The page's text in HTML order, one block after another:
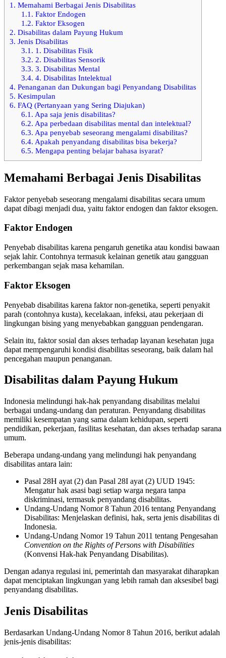
1. Memahami Berbagai Jenis Disabilitas
1.1. Faktor Endogen
1.2. Faktor Eksogen
2. Disabilitas dalam Payung Hukum
3. Jenis Disabilitas
3.1. 1. Disabilitas Fisik
3.2. 2. Disabilitas Sensorik
3.3. 3. Disabilitas Mental
3.4. 4. Disabilitas Intelektual
4. Penanganan dan Dukungan bagi Penyandang Disabilitas
5. Kesimpulan
6. FAQ (Pertanyaan yang Sering Diajukan)
6.1. Apa saja jenis disabilitas?
6.2. Apa perbedaan disabilitas mental dan intelektual?
6.3. Apa penyebab seseorang mengalami disabilitas?
6.4. Apakah penyandang disabilitas bisa bekerja?
6.5. Mengapa penting belajar bahasa isyarat?
Memahami Berbagai Jenis Disabilitas
Faktor penyebab seseorang mengalami disabilitas secara umum
dapat dibagi menjadi dua, yaitu faktor endogen dan faktor eksogen.
Faktor Endogen
Penyebab disabilitas karena pengaruh genetika atau kondisi bawaan
sejak lahir. Contohnya termasuk kelainan genetik atau gangguan
perkembangan sejak masa kehamilan.
Faktor Eksogen
Penyebab disabilitas karena faktor non-genetika, seperti penyakit
parah (contohnya kusta), kecelakaan, infeksi, atau pekerjaan di
lingkungan bising yang menyebabkan gangguan pendengaran.
Selain itu, faktor sosial dan akses terhadap layanan kesehatan juga
dapat mempengaruhi kondisi disabilitas seseorang, baik dalam hal
pencegahan maupun penanganan.
Disabilitas dalam Payung Hukum
Indonesia melindungi hak-hak penyandang disabilitas melalui
berbagai undang-undang dan peraturan. Penyandang disabilitas
memiliki kesempatan yang sama dalam kehidupan, seperti
pendidikan, pekerjaan, fasilitas kesehatan, dan akses terhadap sarana
umum.
Beberapa undang-undang yang melindungi hak penyandang
disabilitas antara lain:
Pasal 28H ayat (2) dan Pasal 28I ayat (2) UUD 1945:
Mengatur hak asasi bagi setiap warga negara tanpa
diskriminasi, termasuk penyandang disabilitas.
Undang-Undang Nomor 8 Tahun 2016 tentang Penyandang
Disabilitas: Menjelaskan definisi, hak, serta jenis disabilitas di
Indonesia.
Undang-Undang Nomor 19 Tahun 2011 tentang Pengesahan
Convention on the Rights of Persons with Disabilities
(Konvensi Hak-hak Penyandang Disabilitas).
Dengan adanya regulasi ini, pemerintah dan masyarakat diharapkan
dapat menciptakan lingkungan yang lebih ramah dan aksesibel bagi
penyandang disabilitas.
Jenis Disabilitas
Berdasarkan Undang-Undang Nomor 8 Tahun 2016, berikut adalah
jenis-jenis disabilitas: